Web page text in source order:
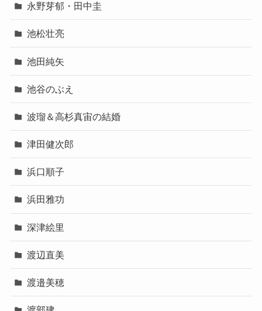
永野芽郁・田中圭
池松壮亮
池田純矢
池谷のぶえ
波瑠＆高杉真宙の結婚
津田健次郎
浜口順子
浜田雅功
深津絵里
渡辺直美
渡邉美穂